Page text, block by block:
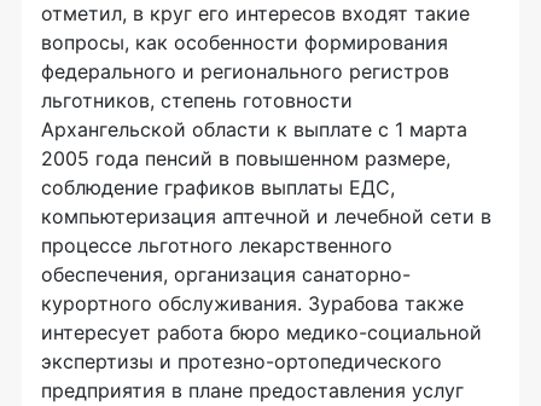
отметил, в круг его интересов входят такие
вопросы, как особенности формирования
федерального и регионального регистров
льготников, степень готовности
Архангельской области к выплате с 1 марта
2005 года пенсий в повышенном размере,
соблюдение графиков выплаты ЕДС,
компьютеризация аптечной и лечебной сети в
процессе льготного лекарственного
обеспечения, организация санаторно-
курортного обслуживания. Зурабова также
интересует работа бюро медико-социальной
экспертизы и протезно-ортопедического
предприятия в плане предоставления услуг